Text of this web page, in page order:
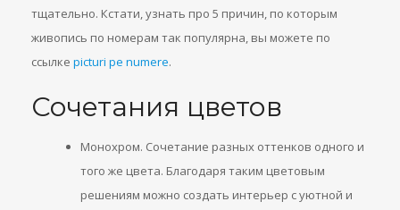
тщательно. Кстати, узнать про 5 причин, по которым
живопись по номерам так популярна, вы можете по
ссылке picturi pe numere.
Сочетания цветов
Монохром. Сочетание разных оттенков одного и
того же цвета. Благодаря таким цветовым
решениям можно создать интерьер с уютной и